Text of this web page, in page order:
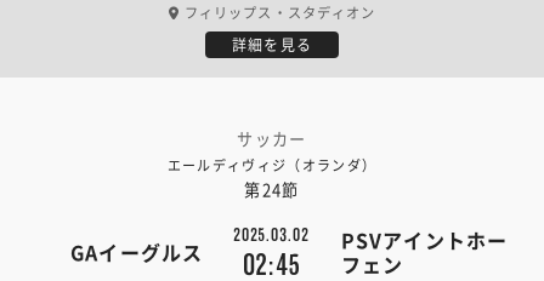
フィリップス・スタディオン
詳細を見る
サッカー
エールディヴィジ（オランダ）
第24節
GAイーグルス
2025.03.02
02:45
PSVアイントホー
フェン